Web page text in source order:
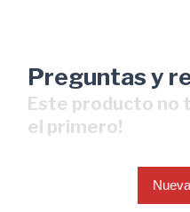
Preguntas y
Este producto no
el primero!